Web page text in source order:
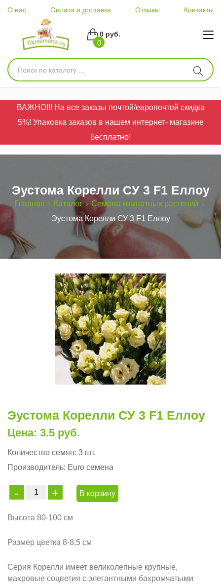
О нас Оплата и доставка Отзывы Контакты
0
0 руб.
ВАЖНО!!! На все заказы почтой/европочтой скидка
5%! Упаковка заказов в нашем интернет- магазине
бесплатно!
Эустома Корелли СУ 3 F1 Еллоу
Главная Каталог
Семена комнатных растений
Эустома Корелли СУ 3 F1 Еллоу
Эустома Корелли СУ 3 F1 Еллоу
Цена: 3.5 руб.
Количество семян: 3 шт.
Производитель: Euro семена
В корзину
Высота 80-100 см
Размер цветка 8-8,5 см
Серия Корелли имеет великолепные крупные,
махровые соцветия с элегантными бахромчатыми